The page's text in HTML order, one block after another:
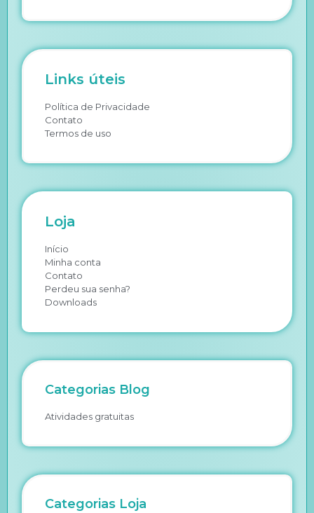
Links úteis
Política de Privacidade
Contato
Termos de uso
Loja
Início
Minha conta
Contato
Perdeu sua senha?
Downloads
Categorias Blog
Atividades gratuitas
Categorias Loja